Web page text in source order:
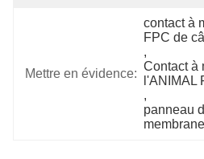
Mettre en évidence:
contact à
FPC de
,
Contact à
l'ANIMAL
,
panneau